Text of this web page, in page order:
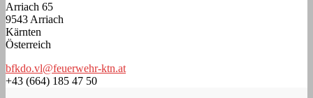
Arriach 65
9543 Arriach
Kärnten
Österreich
bfkdo.vl@feuerwehr-ktn.at
+43 (664) 185 47 50